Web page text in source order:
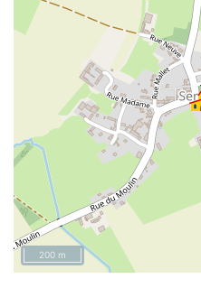
200 m